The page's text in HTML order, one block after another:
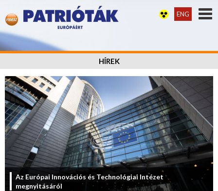
ENG
HÍREK
Az Európai Innovációs és Technológiai Intézet
megnyitásáról